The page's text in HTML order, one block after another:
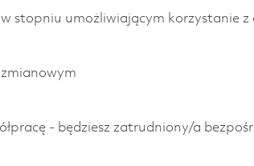
stopniu umożliwiającym korzystanie
- będziesz zatrudniony/a